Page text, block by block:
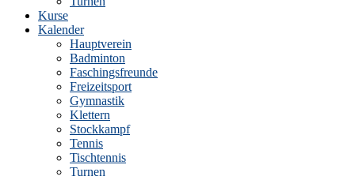
Kurse
Kalender
Hauptverein
Badminton
Faschingsfreunde
Freizeitsport
Gymnastik
Klettern
Stockkampf
Tennis
Tischtennis
Turnen